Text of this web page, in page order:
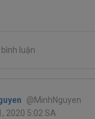
luận
@MinhNguyen
2020 5:02 SA